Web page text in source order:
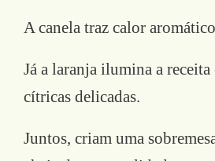
A canela traz calor
Já a laranja ilumina a
cítricas delicadas.
Juntos, criam uma